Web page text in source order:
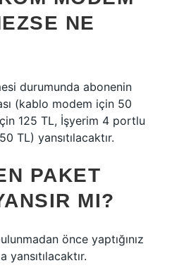
NE
durumunda abonenin
(kablo modem için 50
125 TL, İşyerim 4 portlu
TL) yansıtılacaktır.
PAKET
MI?
önce yaptığınız
yansıtılacaktır.